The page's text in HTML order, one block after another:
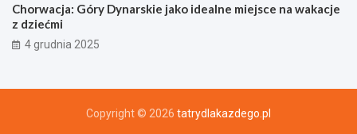
Chorwacja: Góry Dynarskie jako idealne miejsce na wakacje
z dziećmi
4 grudnia 2025
Copyright © 2026 tatrydlakazdego.pl